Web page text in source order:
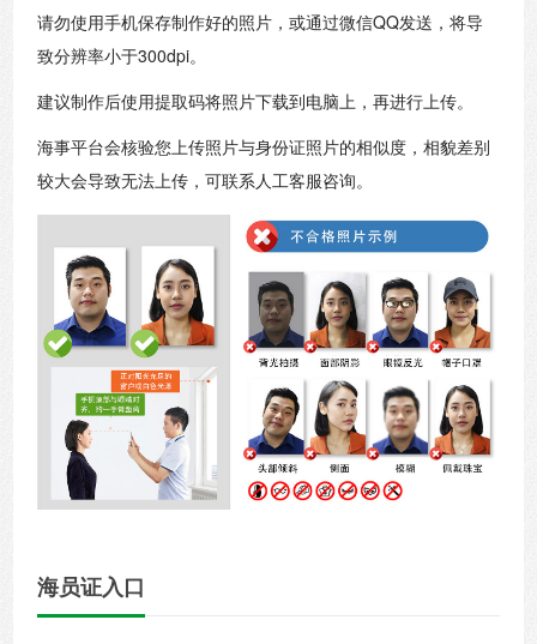
请勿使用手机保存制作好的照片，或通过微信QQ发送，将导
致分辨率小于300dpi。
建议制作后使用提取码将照片下载到电脑上，再进行上传。
海事平台会核验您上传照片与身份证照片的相似度，相貌差别
较大会导致无法上传，可联系人工客服咨询。
海员证入口